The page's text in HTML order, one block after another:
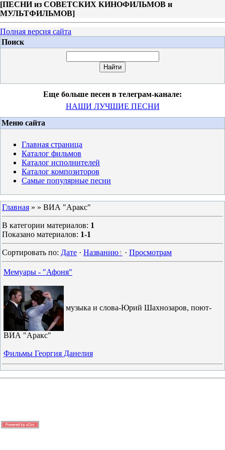
[ПЕСНИ из СОВЕТСКИХ КИНОФИЛЬМОВ и
МУЛЬТФИЛЬМОВ]
Полная версия сайта
Поиск
Еще больше песен в телеграм-канале:
НАШИ ЛУЧШИЕ ПЕСНИ
Меню сайта
Главная страница
Каталог фильмов
Каталог исполнителей
Каталог композиторов
Самые популярные песни
Главная » » ВИА "Аракс"
В категории материалов: 1
Показано материалов: 1-1
Сортировать по: Дате · Названию · Просмотрам
Мемуары - "Афоня"
музыка и слова-Юрий Шахнозаров, поют-
ВИА "Аракс"
Фильмы Георгия Данелия